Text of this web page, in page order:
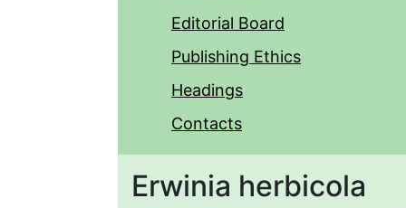
Editorial Board
Publishing Ethics
Headings
Contacts
Erwinia herbicola